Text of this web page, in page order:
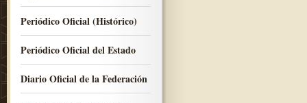
Periódico Oficial (Histórico)
Periódico Oficial del Estado
Diario Oficial de la Federación